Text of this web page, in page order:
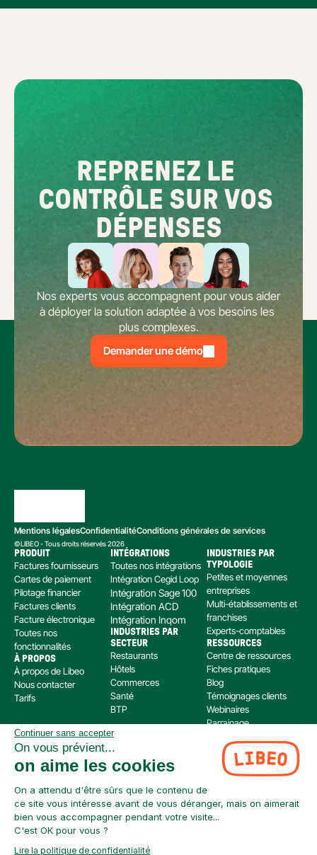
REPRENEZ LE
CONTRÔLE SUR VOS
DÉPENSES
Nos experts vous accompagnent pour vous aider
à déployer la solution adaptée à vos besoins les
plus complexes.
Demander une démo
Mentions légalesConfidentialitéConditions générales de services
©LIBEO - Tous droits réservés 2026
Libeo, société par actions simplifiée immatriculée au RCS de Créteil, dont le siège social
est situé au 112 Avenue de Paris, 94300 Vincennes, est enregistré auprès de l’Organisme
pour le Registre Unique des Intermédiaires en assurance, banque et finance (ORIAS) sous
le numéro 220 063 49 en tant que (i) courtier en opérations de banque et en services de
paiement (COBSP) et (ii) mandataire non exclusif en opération de Banque et Service de
Paiement (MOBSP) de la société SWAN (SIREN: 853 827 103). Les immatriculations COBSP
et MOBSP peuvent être vérifiées à tout moment sur le répertoire ORIAS accessible à
l’adresse suivante :
https://www.orias.fr/
PRODUIT
Factures fournisseurs
Cartes de paiement
Pilotage financier
Factures clients
Facture électronique
Toutes nos
fonctionnalités
À PROPOS
À propos de Libeo
Nous contacter
Tarifs
INTÉGRATIONS
Toutes nos intégrations
Intégration Cegid Loop
Intégration Sage 100
Intégration ACD
Intégration Inqom
INDUSTRIES PAR
SECTEUR
Restaurants
Hôtels
Commerces
Santé
BTP
INDUSTRIES PAR
TYPOLOGIE
Petites et moyennes
entreprises
Multi-établissements et
franchises
Experts-comptables
RESSOURCES
Centre de ressources
Fiches pratiques
Blog
Témoignages clients
Webinaires
Parrainage
Continuer sans accepter
On vous prévient...
on aime les cookies
On a attendu d'être sûrs que le contenu de
ce site vous intéresse avant de vous déranger, mais on aimerait
bien vous accompagner pendant votre visite...
C'est OK pour vous ?
Lire la politique de confidentialité